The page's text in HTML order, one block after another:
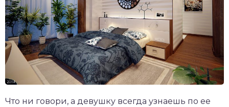
Что ни говори, а девушку всегда узнаешь по ее